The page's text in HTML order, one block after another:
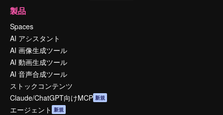
製品
Spaces
AI アシスタント
AI 画像生成ツール
AI 動画生成ツール
AI 音声合成ツール
ストックコンテンツ
Claude/ChatGPT向けMCP 新規
エージェント 新規